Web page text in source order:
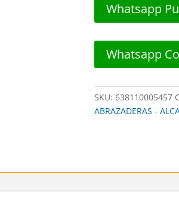
OVERLAY
(PAR)
BRCH006
##
BROWN
Whatsapp
Whatsapp
SKU: 638110005457
ABRAZADERAS -